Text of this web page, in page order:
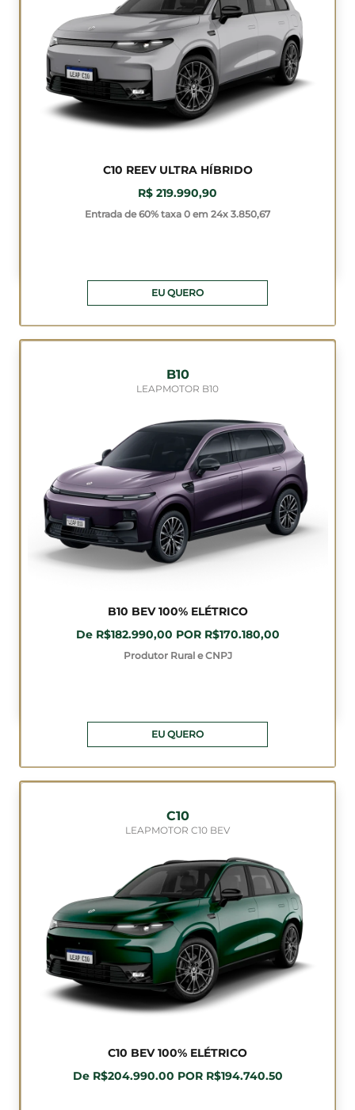
C10 REEV ULTRA HÍBRIDO
R$ 219.990,90
Entrada de 60% taxa 0 em 24x 3.850,67
EU QUERO
B10
LEAPMOTOR B10
B10 BEV 100% ELÉTRICO
De R$182.990,00 POR R$170.180,00
Produtor Rural e CNPJ
EU QUERO
C10
LEAPMOTOR C10 BEV
C10 BEV 100% ELÉTRICO
De R$204.990.00 POR R$194.740.50